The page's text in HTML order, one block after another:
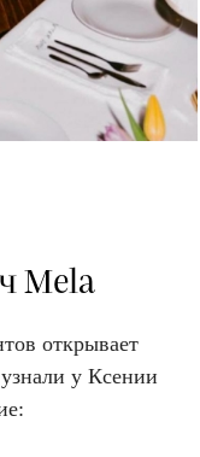
Mela
открывает
у Ксении